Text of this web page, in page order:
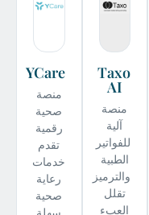
Taxo
AI
منصة
آلية
للفواتير
الطبية
والترميز
تقلل
العبء
YCare
منصة
صحية
رقمية
تقدم
خدمات
رعاية
صحية
سهلة